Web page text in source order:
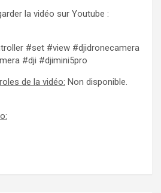
la vidéo sur Youtube :
#set #view #djidronecamera
#dji #djimini5pro
de la vidéo: Non disponible.